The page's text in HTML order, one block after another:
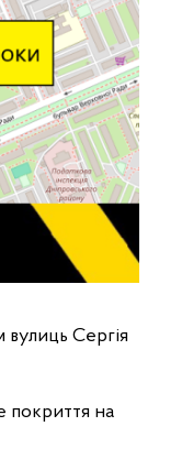
Сергія
покриття на